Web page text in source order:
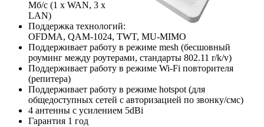
Мб/с (1 x WAN, 3 x
LAN)
Поддержка технологий:
OFDMA, QAM-1024, TWT, MU-MIMO
Поддерживает работу в режиме mesh (бесшовный
роуминг между роутерами, стандарты 802.11 r/k/v)
Поддерживает работу в режиме Wi-Fi повторителя
(репитера)
Поддерживает работу в режиме hotspot (для
общедоступных сетей с авторизацией по звонку/смс)
4 антенны с усилением 5dBi
Гарантия 1 год